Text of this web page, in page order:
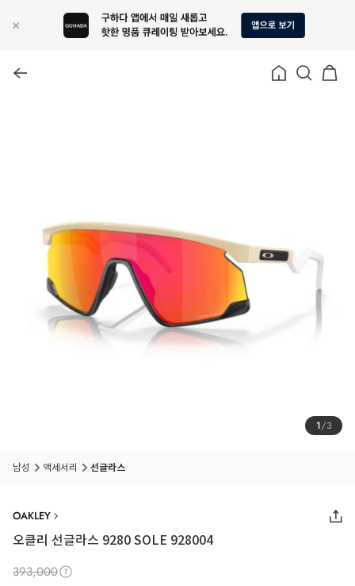
1/3
남성 액세서리 선글라스
OAKLEY
오클리 선글라스 9280 SOLE 928004
393,000